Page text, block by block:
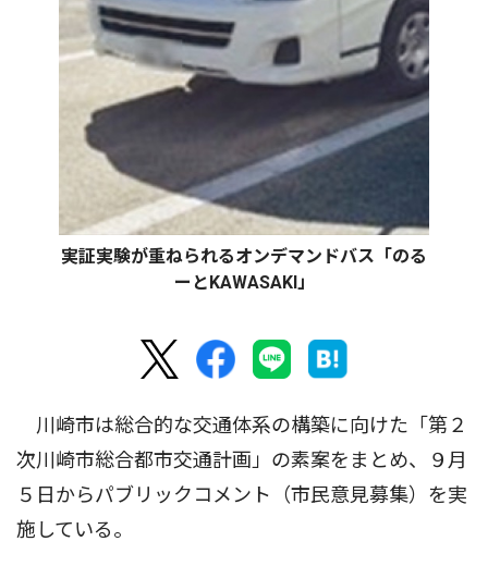
実証実験が重ねられるオンデマンドバス「のる
ーとKAWASAKI」
川崎市は総合的な交通体系の構築に向けた「第２
次川崎市総合都市交通計画」の素案をまとめ、９月
５日からパブリックコメント（市民意見募集）を実
施している。